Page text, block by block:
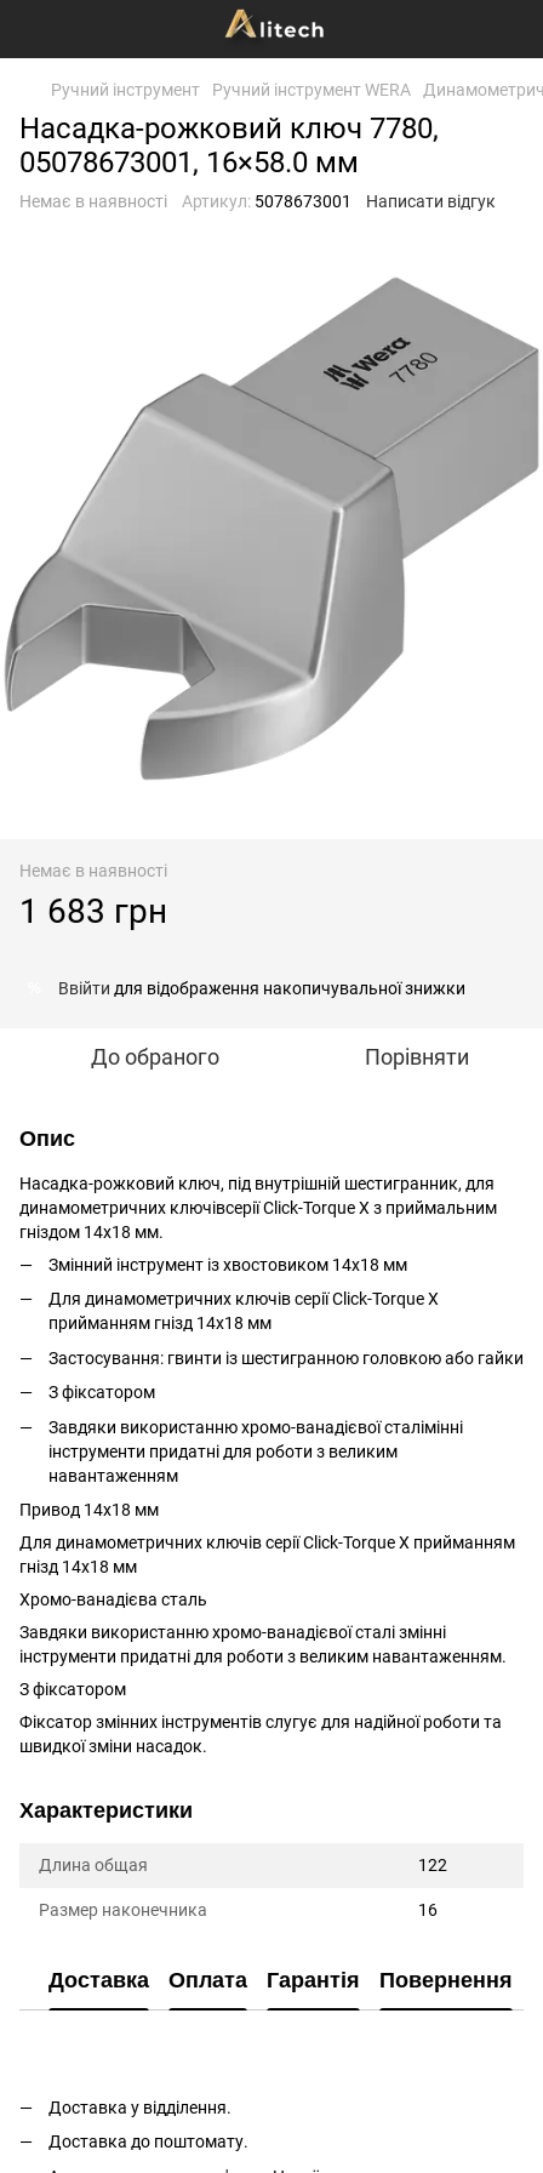
Ручний інструмент Ручний інструмент WERA
Насадка-рожковий ключ 7780,
05078673001, 16×58.0 мм
Немає в наявності Артикул: 5078673001 Написати відгук
Немає в наявності
1 683 грн
Ввійти для відображення накопичувальної знижки
До обраного Порівняти
Опис
Насадка-рожковий ключ, під внутрішній шестигранник, для
динамометричних ключівсерії Click-Torque X з приймальним
гніздом 14x18 мм.
Змінний інструмент із хвостовиком 14x18 мм
Для динамометричних ключів серії Click-Torque X
прийманням гнізд 14x18 мм
Застосування: гвинти із шестигранною головкою або гайки
З фіксатором
Завдяки використанню хромо-ванадієвої сталімінні
інструменти придатні для роботи з великим
навантаженням
Привод 14x18 мм
Для динамометричних ключів серії Click-Torque X прийманням
гнізд 14x18 мм
Хромо-ванадієва сталь
Завдяки використанню хромо-ванадієвої сталі змінні
інструменти придатні для роботи з великим навантаженням.
З фіксатором
Фіксатор змінних інструментів слугує для надійної роботи та
швидкої зміни насадок.
Характеристики
Длина общая 122
Размер наконечника 16
Доставка Оплата Гарантія Повернення
Доставка у відділення.
Доставка до поштомату.